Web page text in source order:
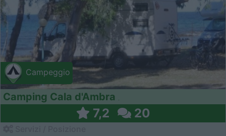
Campeggio
Camping Cala d'Ambra
7,2 20